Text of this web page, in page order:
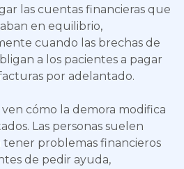
las cuentas financieras que
en equilibrio,
cuando las brechas de
a los pacientes a pagar
por adelantado.
cómo la demora modifica
Las personas suelen
tener problemas financieros
de pedir ayuda,